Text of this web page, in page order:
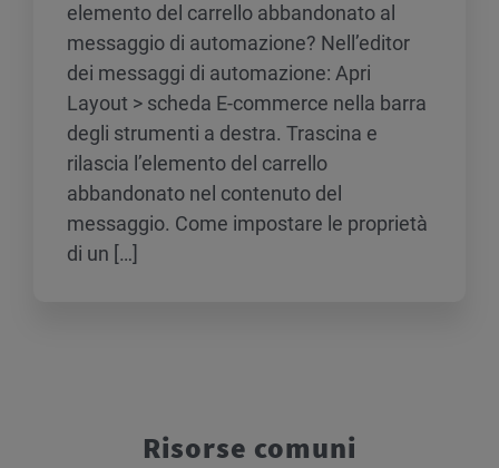
elemento del carrello abbandonato al
messaggio di automazione? Nell’editor
dei messaggi di automazione: Apri
Layout > scheda E-commerce nella barra
degli strumenti a destra. Trascina e
rilascia l’elemento del carrello
abbandonato nel contenuto del
messaggio. Come impostare le proprietà
di un […]
Risorse comuni